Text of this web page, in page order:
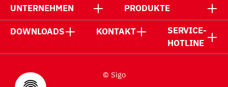
UNTERNEHMEN PRODUKTE
DOWNLOADS KONTAKT
SERVICE-
HOTLINE
© Sigo